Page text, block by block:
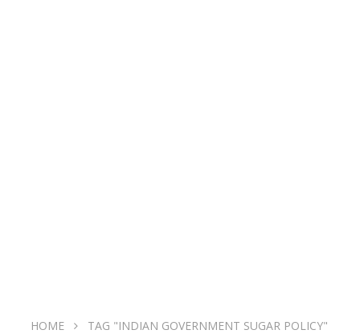
HOME TAG "INDIAN GOVERNMENT SUGAR POLICY"